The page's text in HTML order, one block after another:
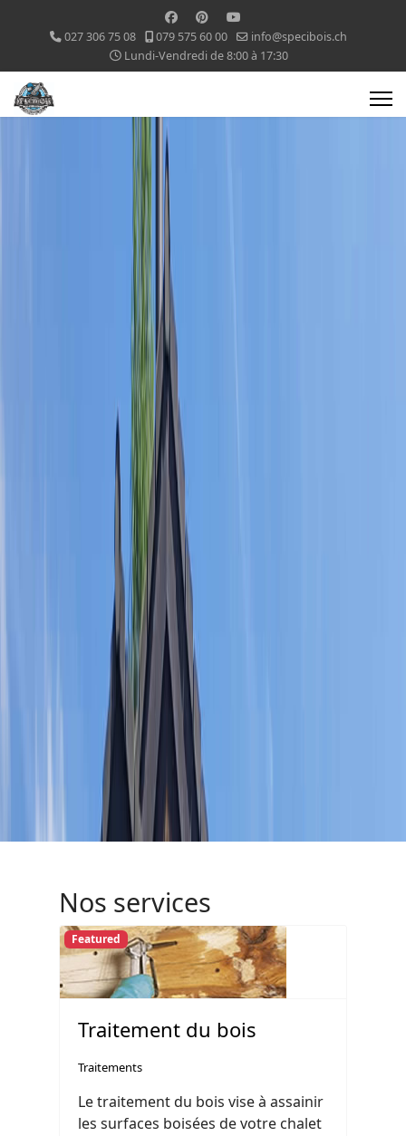
027 306 75 08 079 575 60 00
info@specibois.ch
Lundi-Vendredi de 8:00 à 17:30
Nos services
Featured
Traitement du bois
Traitements
Le traitement du bois vise à assainir
les surfaces boisées de votre chalet